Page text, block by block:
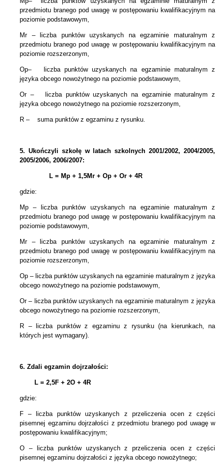
przedmiotu branego pod uwagę w postępowaniu kwalifikacyjnym na
poziomie podstawowym,
Mr – liczba punktów uzyskanych na egzaminie maturalnym z
przedmiotu branego pod uwagę w postępowaniu kwalifikacyjnym na
poziomie rozszerzonym,
Op– liczba punktów uzyskanych na egzaminie maturalnym z
języka obcego nowożytnego na poziomie podstawowym,
Or – liczba punktów uzyskanych na egzaminie maturalnym z
języka obcego nowożytnego na poziomie rozszerzonym,
R – suma punktów z egzaminu z rysunku.
5. Ukończyli szkołę w latach szkolnych 2001/2002, 2004/2005,
2005/2006, 2006/2007:
L = Mp + 1,5Mr + Op + Or + 4R
gdzie:
Mp – liczba punktów uzyskanych na egzaminie maturalnym z
przedmiotu branego pod uwagę w postępowaniu kwalifikacyjnym na
poziomie podstawowym,
Mr – liczba punktów uzyskanych na egzaminie maturalnym z
przedmiotu branego pod uwagę w postępowaniu kwalifikacyjnym na
poziomie rozszerzonym,
Op – liczba punktów uzyskanych na egzaminie maturalnym z języka
obcego nowożytnego na poziomie podstawowym,
Or – liczba punktów uzyskanych na egzaminie maturalnym z języka
obcego nowożytnego na poziomie rozszerzonym,
R – liczba punktów z egzaminu z rysunku (na kierunkach, na
których jest wymagany).
6. Zdali egzamin dojrzałości:
L = 2,5F + 2O + 4R
gdzie:
F – liczba punktów uzyskanych z przeliczenia ocen z części
pisemnej egzaminu dojrzałości z przedmiotu branego pod uwagę w
postępowaniu kwalifikacyjnym;
O – liczba punktów uzyskanych z przeliczenia ocen z części
pisemnej egzaminu dojrzałości z języka obcego nowożytnego;